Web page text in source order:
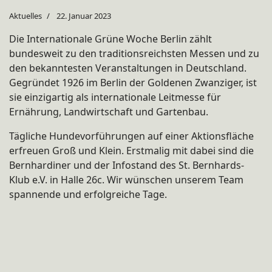
Aktuelles 22. Januar 2023
Die Internationale Grüne Woche Berlin zählt
bundesweit zu den traditionsreichsten Messen und zu
den bekanntesten Veranstaltungen in Deutschland.
Gegründet 1926 im Berlin der Goldenen Zwanziger, ist
sie einzigartig als internationale Leitmesse für
Ernährung, Landwirtschaft und Gartenbau.
Tägliche Hundevorführungen auf einer Aktionsfläche
erfreuen Groß und Klein. Erstmalig mit dabei sind die
Bernhardiner und der Infostand des St. Bernhards-
Klub e.V. in Halle 26c. Wir wünschen unserem Team
spannende und erfolgreiche Tage.